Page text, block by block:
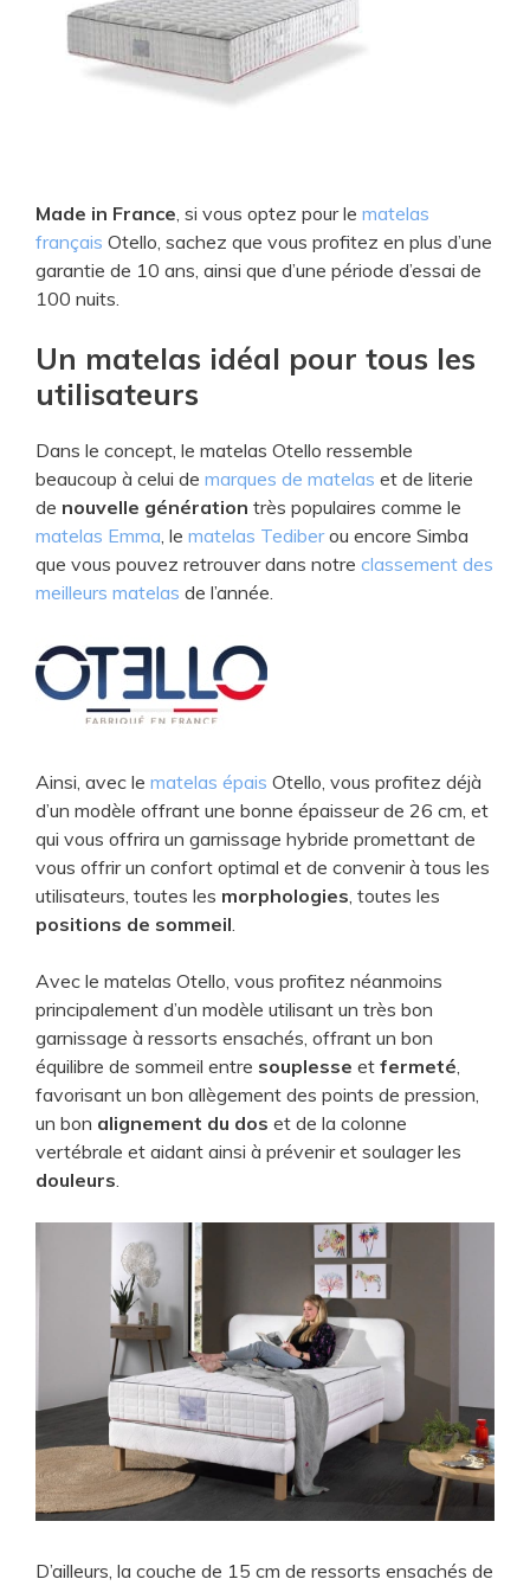
V
i
e
Made in France , si vous optez pour le matelas
français Otello, sachez que vous profitez en plus d’une
garantie de 10 ans, ainsi que d’une période d’essai de
100 nuits.
Un matelas idéal pour tous les
utilisateurs
Dans le concept, le matelas Otello ressemble
beaucoup à celui de marques de matelas et de literie
de nouvelle génération très populaires comme le
matelas Emma , le matelas Tediberou encore Simba
que vous pouvez retrouver dans notre classement des
meilleurs matelas de l’année.
Ainsi, avec le matelas épais Otello, vous profitez déjà
d’un modèle offrant une bonne épaisseur de 26 cm, et
qui vous offrira un garnissage hybride promettant de
vous offrir un confort optimal et de convenir à tous les
utilisateurs, toutes les morphologies , toutes les
positions de sommeil
Avec le matelas Otello, vous profitez néanmoins
principalement d’un modèle utilisant un très bon
garnissage à ressorts ensachés, offrant un bon
équilibre de sommeil entre souplesse et fermeté
favorisant un bon allègement des points de pression,
un bon alignement du dos et de la colonne
vertébrale et aidant ainsi à prévenir et soulager les
douleurs
D’ailleurs, la couche de 15 cm de ressorts ensachés de